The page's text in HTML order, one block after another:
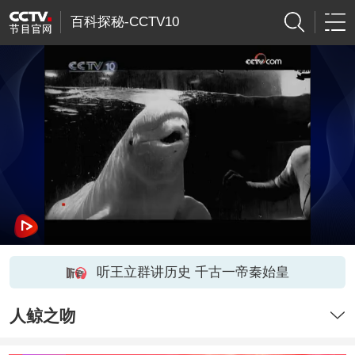
百科探秘-CCTV10
听王立群讲历史 千古一帝秦始皇
人鲸之吻